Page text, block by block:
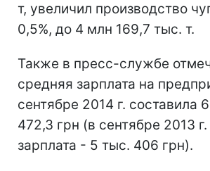
т, увеличил производство
0,5%, до 4 млн 169,7 тыс. т.
Также в пресс-службе
средняя зарплата на
сентябре 2014 г. составила
472,3 грн (в сентябре 2013
зарплата - 5 тыс. 406 грн).